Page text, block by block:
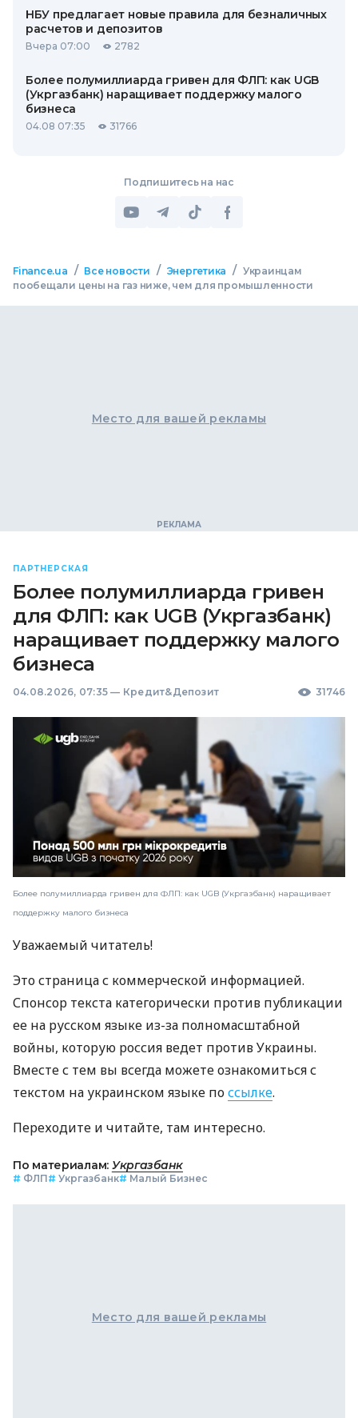
НБУ предлагает новые правила для безналичных
расчетов и депозитов
Вчера 07:00 2782
Более полумиллиарда гривен для ФЛП: как UGB
(Укргазбанк) наращивает поддержку малого
бизнеса
04.08 07:35 31766
Подпишитесь на нас
Finance.ua / Все новости / Энергетика / Украинцам
пообещали цены на газ ниже, чем для промышленности
Место для вашей рекламы
ПАРТНЕРСКАЯ
Более полумиллиарда гривен
для ФЛП: как UGB (Укргазбанк)
наращивает поддержку малого
бизнеса
04.08.2026, 07:35 — Кредит&Депозит 31746
Более полумиллиарда гривен для ФЛП: как UGB (Укргазбанк) наращивает
поддержку малого бизнеса
Уважаемый читатель!
Это страница с коммерческой информацией.
Спонсор текста категорически против публикации
ее на русском языке из-за полномасштабной
войны, которую россия ведет против Украины.
Вместе с тем вы всегда можете ознакомиться с
текстом на украинском языке поссылке.
Переходите и читайте, там интересно.
По материалам: Укргазбанк
# ФЛП# Укргазбанк# Малый Бизнес
Место для вашей рекламы